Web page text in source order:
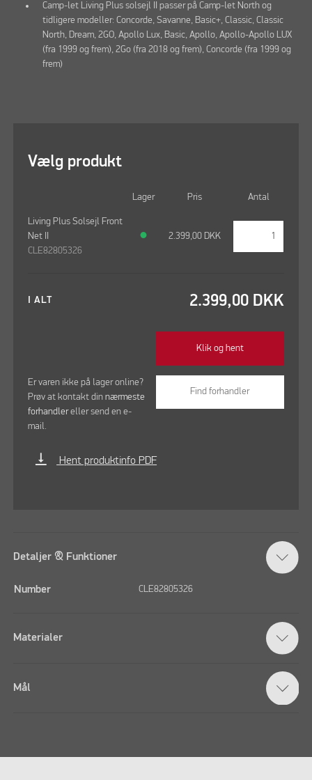
Camp-let Living Plus solsejl II passer på Camp-let North og
tidligere modeller: Concorde, Savanne, Basic+, Classic, Classic
North, Dream, 2GO, Apollo Lux, Basic, Apollo, Apollo-Apollo LUX
(fra 1999 og frem), 2Go (fra 2018 og frem), Concorde (fra 1999 og
frem)
Vælg produkt
Lager Pris Antal
Living Plus Solsejl Front
Net II
CLE82805326
● 2.399,00 DKK
I ALT 2.399,00 DKK
Klik og hent
Er varen ikke på lager online?
Prøv at kontakt dinnærmeste
forhandlereller send en e-
mail.
Find forhandler
vertical_align_bottom Hent produktinfo PDF
Detaljer & Funktioner
Number CLE82805326
Materialer
Mål